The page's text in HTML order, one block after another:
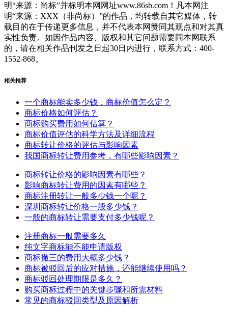
明“来源：尚标”并标明本网网址www.86sb.com！凡本网注
明“来源：XXX（非尚标）”的作品，均转载自其它媒体，转
载目的在于传递更多信息，并不代表本网赞同其观点和对其真
实性负责。如因作品内容、版权和其它问题需要同本网联系
的，请在相关作品刊发之日起30日内进行，联系方式：400-
1552-868。
相关推荐
一个商标能卖多少钱，商标价值怎么定？
商标价格如何评估？
商标购买费用如何估算？
商标价值评估的科学方法及详细流程
商标转让价格的评估与影响因素
我国商标转让费用参考，有哪些影响因素？
商标转让价格的影响因素有哪些？
影响商标转让费用的因素有哪些？
商标注册转让一般多少钱一个呢？
深圳商标转让价格一般多少钱？
一般的商标转让需要支付多少钱呢？
注册商标一般需要多久
纯文字商标能不能申请版权
商标撤三的费用大概多少钱？
商标被驳回后的应对措施，还能继续使用吗？
商标驳回处理期限是多久？
购买商标过程中的关键步骤和所需材料
常见的商标驳回类型及原因解析